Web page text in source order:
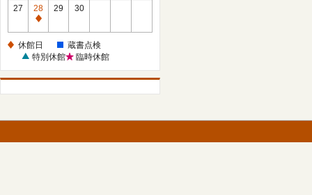
27
28
休
日
29 30
休館日
蔵書点検
特別休館
臨時休館